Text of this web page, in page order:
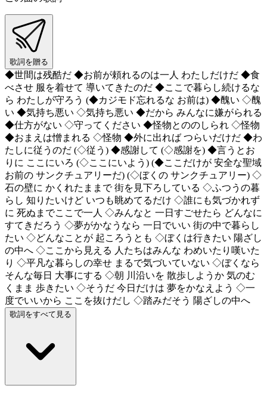
歌詞を贈る
◆世間は残酷だ ◆お前が頼れるのは一人 わたしだけだ ◆食
べさせ 服を着せて 導いてきたのだ ◆ここで暮らし続けるな
ら わたしが守ろう (◆カジモド忘れるな お前は) ◆醜い ◇醜
い ◆気持ち悪い ◇気持ち悪い ◆だから みんなに嫌がられる
◆仕方がない ◇守ってください ◆怪物とののしられ ◇怪物
◆おまえは憎まれる ◇怪物 ◆外に出れば つらいだけだ ◆わ
たしに従うのだ (◇従う) ◆感謝して (◇感謝を) ◆言うとお
りに ここにいろ (◇ここにいよう) (◆ここだけが 安全な聖域
お前の サンクチュアリーだ) (◇ぼくの サンクチュアリー) ◇
石の壁に かくれたままで 街を見下ろしている ◇ふつうの暮
らし 知りたいけど いつも眺めてるだけ ◇誰にも気づかれず
に 死ぬまでここで一人 ◇みんなと 一日すごせたら どんなに
すてきだろう ◇夢がかなうなら 一日でいい 街の中で暮らし
たい ◇どんなことが 起ころうとも ◇ぼくは行きたい 陽ざし
の中へ ◇ここから見える 人たちはみんな わめいたり嘆いた
り ◇平凡な暮らしの幸せ まるで気づいていない ◇ぼくなら
そんな毎日 大事にする ◇朝 川沿いを 散歩しようか 気のむ
くまま 歩きたい ◇そうだ 今日だけは 夢をかなえよう ◇一
度でいいから ここを抜けだし ◇踏みだそう 陽ざしの中へ
歌詞をすべて見る